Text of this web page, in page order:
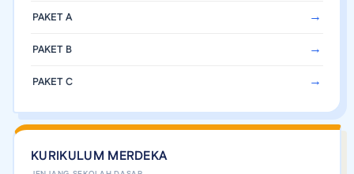
PAKET A
PAKET B
PAKET C
KURIKULUM MERDEKA